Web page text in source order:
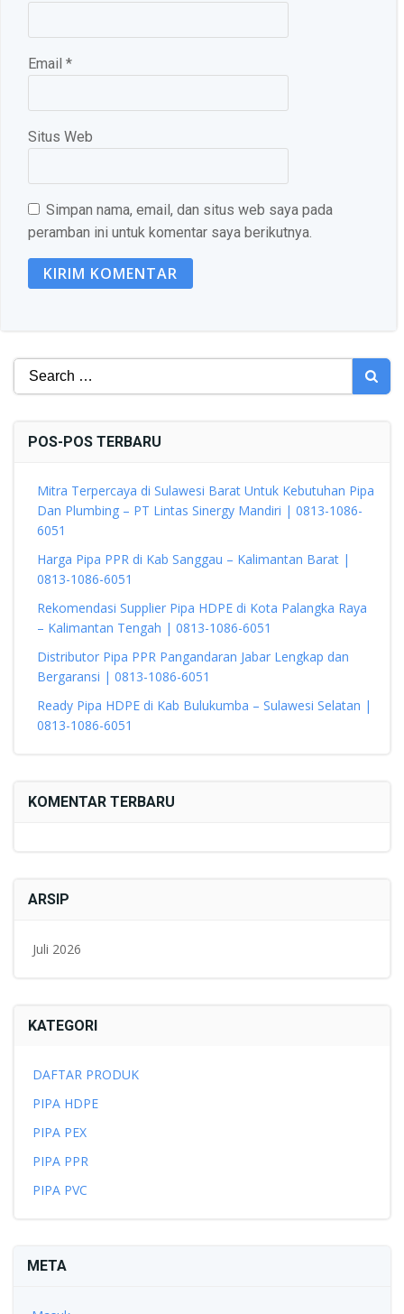
Email *
Situs Web
Simpan nama, email, dan situs web saya pada
peramban ini untuk komentar saya berikutnya.
Search
POS-POS TERBARU
Mitra Terpercaya di Sulawesi Barat Untuk Kebutuhan Pipa
Dan Plumbing – PT Lintas Sinergy Mandiri | 0813-1086-
6051
Harga Pipa PPR di Kab Sanggau – Kalimantan Barat |
0813-1086-6051
Rekomendasi Supplier Pipa HDPE di Kota Palangka Raya
– Kalimantan Tengah | 0813-1086-6051
Distributor Pipa PPR Pangandaran Jabar Lengkap dan
Bergaransi | 0813-1086-6051
Ready Pipa HDPE di Kab Bulukumba – Sulawesi Selatan |
0813-1086-6051
KOMENTAR TERBARU
ARSIP
Juli 2026
KATEGORI
DAFTAR PRODUK
PIPA HDPE
PIPA PEX
PIPA PPR
PIPA PVC
META